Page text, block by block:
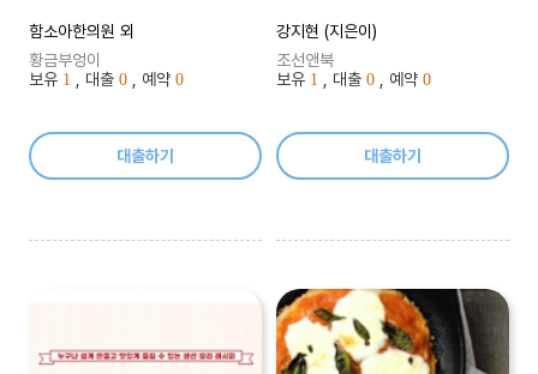
함소아한의원 외
황금부엉이
보유 1 , 대출 0 , 예약 0
대출하기
강지현 (지은이)
조선앤북
보유 1 , 대출 0 , 예약 0
대출하기